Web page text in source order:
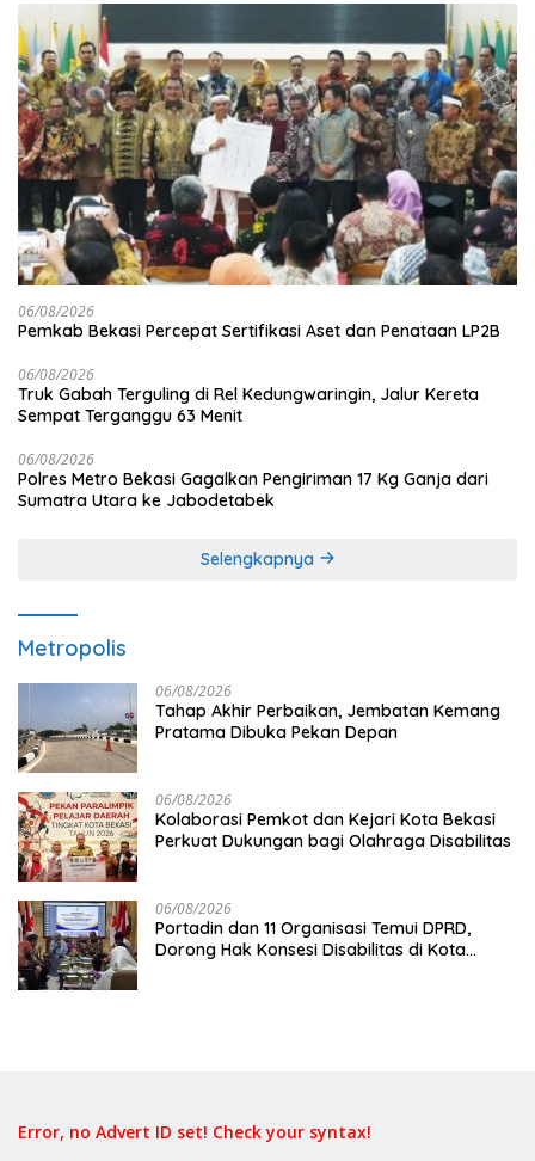
06/08/2026
Pemkab Bekasi Percepat Sertifikasi Aset dan Penataan LP2B
06/08/2026
Truk Gabah Terguling di Rel Kedungwaringin, Jalur Kereta
Sempat Terganggu 63 Menit
06/08/2026
Polres Metro Bekasi Gagalkan Pengiriman 17 Kg Ganja dari
Sumatra Utara ke Jabodetabek
Selengkapnya
Metropolis
06/08/2026
Tahap Akhir Perbaikan, Jembatan Kemang
Pratama Dibuka Pekan Depan
06/08/2026
Kolaborasi Pemkot dan Kejari Kota Bekasi
Perkuat Dukungan bagi Olahraga Disabilitas
06/08/2026
Portadin dan 11 Organisasi Temui DPRD,
Dorong Hak Konsesi Disabilitas di Kota
Error, no Advert ID set! Check your syntax!